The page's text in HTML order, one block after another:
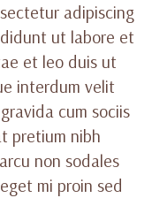
adipiscing
ut labore et
et leo duis ut
interdum velit
cum sociis
pretium nibh
non sodales
mi proin sed